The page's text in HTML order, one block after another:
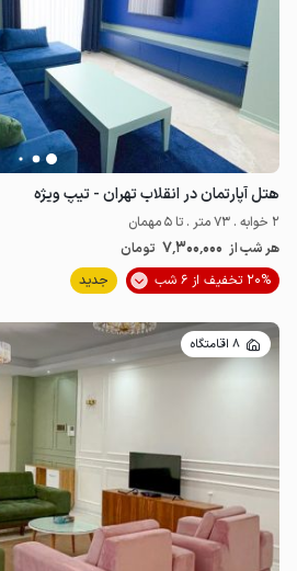
هتل آپارتمان در انقلاب تهران - تیپ ویژه
2 خوابه . 73 متر . تا 5 مهمان
هر شب از 7٬300٬000 تومان
20% تخفیف از 6 شب
جدید
8 اقامتگاه